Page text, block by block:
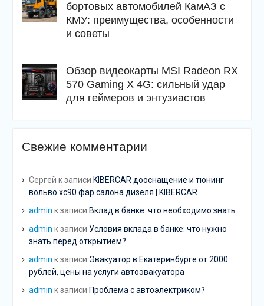
бортовых автомобилей КамАЗ с
КМУ: преимущества, особенности
и советы
Обзор видеокарты MSI Radeon RX
570 Gaming X 4G: сильный удар
для геймеров и энтузиастов
Свежие комментарии
Сергей к записи KIBERCAR дооснащение и тюнинг
вольво хс90 фар салона дизеля | KIBERCAR
admin к записи Вклад в банке: что необходимо знать
admin к записи Условия вклада в банке: что нужно
знать перед открытием?
admin к записи Эвакуатор в Екатеринбурге от 2000
рублей, цены на услуги автоэвакуатора
admin к записи Проблема с автоэлектриком?